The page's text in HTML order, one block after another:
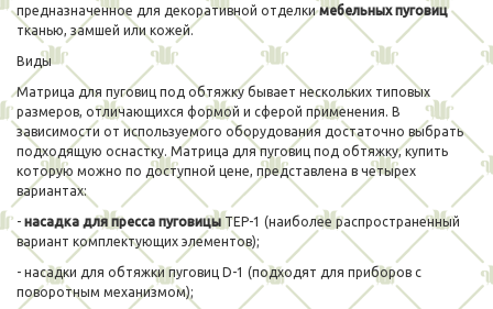
предназначенное для декоративной отделкимебельных пуговиц
тканью, замшей или кожей.
Виды
Матрица для пуговиц под обтяжку бывает нескольких типовых
размеров, отличающихся формой и сферой применения. В
зависимости от используемого оборудования достаточно выбрать
подходящую оснастку. Матрица для пуговиц под обтяжку, купить
которую можно по доступной цене, представлена в четырех
вариантах:
- насадка для пресса пуговицы ТЕР-1 (наиболее распространенный
вариант комплектующих элементов);
- насадки для обтяжки пуговиц D-1 (подходят для приборов с
поворотным механизмом);